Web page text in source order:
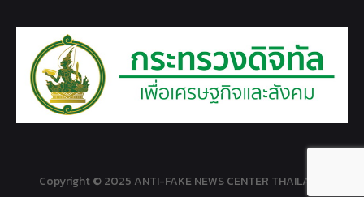
Copyright © 2025 ANTI-FAKE NEWS CENTER THAILAND